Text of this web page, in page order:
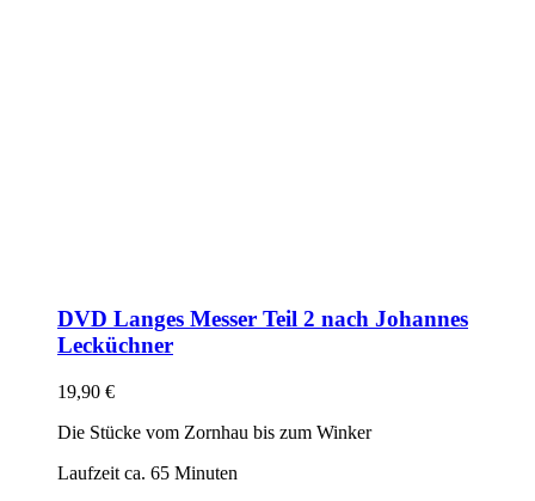
DVD Langes Messer Teil 2 nach Johannes
Lecküchner
19,90 €
Die Stücke vom Zornhau bis zum Winker
Laufzeit ca. 65 Minuten